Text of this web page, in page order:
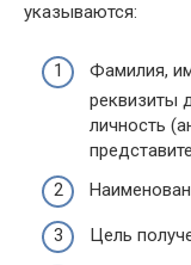
указываются:
Фамилия,
реквизиты
личность
Цель